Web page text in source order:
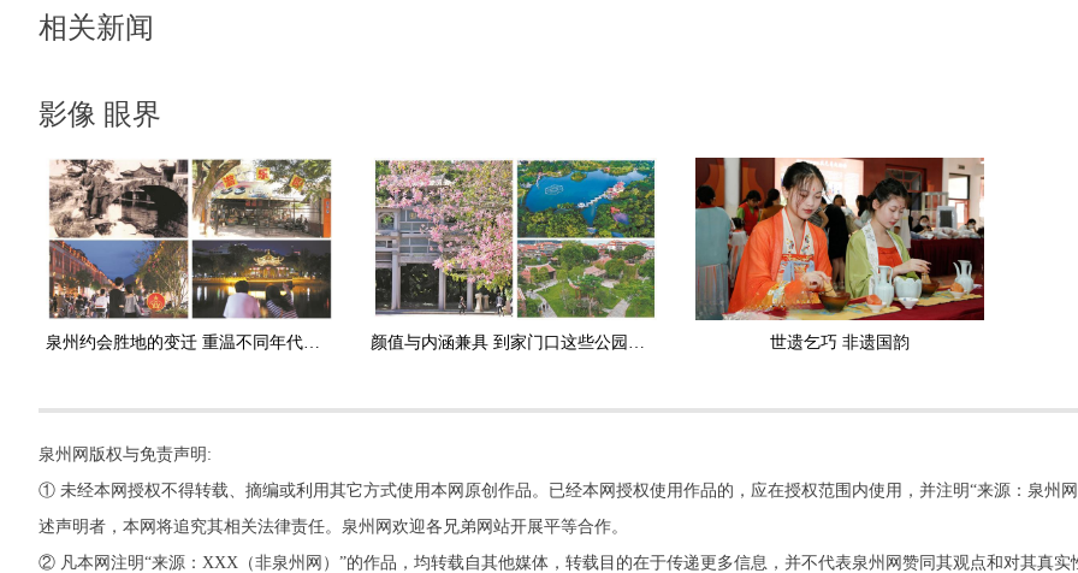
相关新闻
影像 眼界
世遗乞巧 非遗国韵
泉州网版权与免责声明:
① 未经本网授权不得转载、摘编或利用其它方式使用本网原创作品。已经本网授权使用作品的，应在授权范围内使用，并注明“来源：泉州
述声明者，本网将追究其相关法律责任。泉州网欢迎各兄弟网站开展平等合作。
② 凡本网注明“来源：XXX（非泉州网）”的作品，均转载自其他媒体，转载目的在于传递更多信息，并不代表泉州网赞同其观点和对其真实